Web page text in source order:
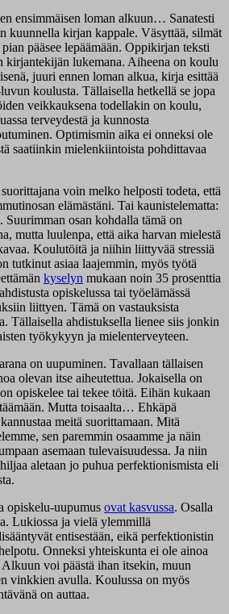
ensimmäisen loman alkuun… Sanatesti
kuunnella kirjan kappale. Väsyttää, silmät
pääsee lepäämään. Oppikirjan teksti
kirjantekijän lukemana. Aiheena on koulu
juuri ennen loman alkua, kirja esittää
koulusta. Tällaisella hetkellä se jopa
veikkauksena todellakin on koulu,
terveydestä ja kunnosta
Optimismin aika ei onneksi ole
saatiinkin mielenkiintoista pohdittavaa
voin melko helposti todeta, että
elämästäni. Tai kaunistelematta:
osan kohdalla tämä on
mutta luulenpa, että aika harvan mielestä
Koulutöitä ja niihin liittyvää stressiä
tutkinut asiaa laajemmin, myös työtä
kyselyn mukaan noin 35 prosenttia
opiskelussa tai työelämässä
liittyen. Tämä on vastauksista
Tällaisella ahdistuksella lienee siis jonkin
työkykyyn ja mielenterveyteen.
on uupuminen. Tavallaan tällaisen
olevan itse aiheutettua. Jokaisella on
opiskelee tai tekee töitä. Eihän kukaan
Mutta toisaalta… Ehkäpä
meitä suorittamaan. Mitä
sen paremmin osaamme ja näin
asemaan tulevaisuudessa. Ja niin
aletaan jo puhua perfektionismista eli
opiskelu-uupumus ovat kasvussa. Osalla
Lukiossa ja vielä ylemmillä
entisestään, eikä perfektionistin
Onneksi yhteiskunta ei ole ainoa
voi päästä ihan itsekin, muun
vinkkien avulla. Koulussa on myös
on auttaa.